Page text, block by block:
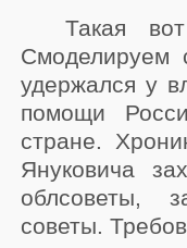
Такая вот
Смоделируем
удержался у
помощи
стране.
Януковича
облсоветы,
советы.